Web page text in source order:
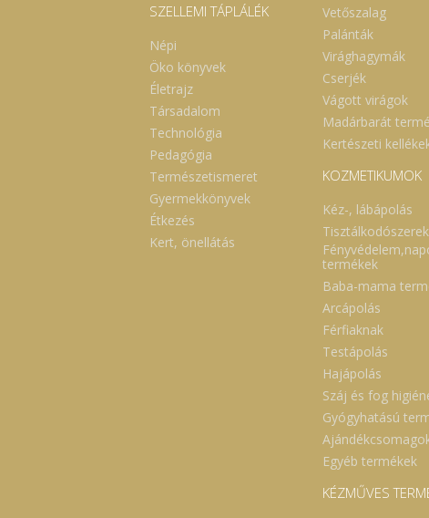
SZELLEMI TÁPLÁLÉK
Népi
Öko könyvek
Életrajz
Társadalom
Technológia
Pedagógia
Természetismeret
Gyermekkönyvek
Étkezés
Kert, önellátás
Vetőszalag
Palánták
Virághagymák
Cserjék
Vágott virágok
Madárbarát
Kertészeti
KOZMETIKUMOK
Kéz-, lábápolás
Tisztálkodószerek
termékek
Baba-mama
Arcápolás
Férfiaknak
Testápolás
Hajápolás
Száj és fog
Gyógyhatású
Egyéb termékek
KÉZMŰVES